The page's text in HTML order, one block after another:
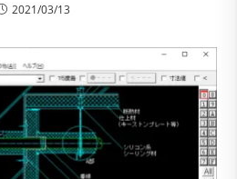
2021/03/13